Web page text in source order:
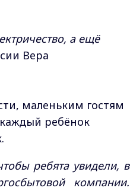
а ещё
Вера
маленьким гостям
ребёнок
ребята увидели, в
компании.